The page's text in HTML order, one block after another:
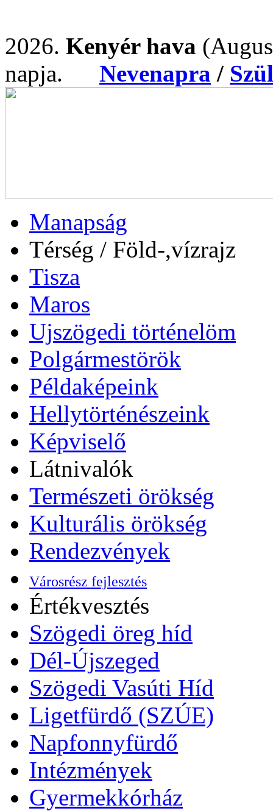
2026. Kenyér hava
napja. Nevenapra /
Manapság
Térség / Föld-,vízrajz
Tisza
Maros
Ujszögedi történelöm
Polgármestörök
Példaképeink
Hellytörténészeink
Képviselő
Látnivalók
Természeti örökség
Kulturális örökség
Rendezvények
Városrész fejlesztés
Értékvesztés
Szögedi öreg híd
Dél-Újszeged
Szögedi Vasúti Híd
Ligetfürdő (SZÚE)
Napfonnyfürdő
Intézmények
Gyermekkórház